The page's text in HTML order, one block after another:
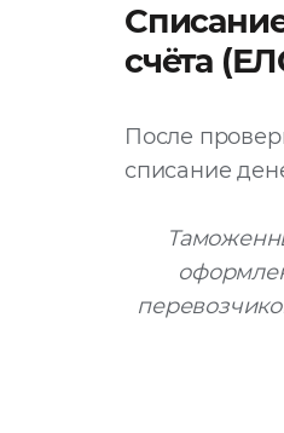
счёта
После
списание